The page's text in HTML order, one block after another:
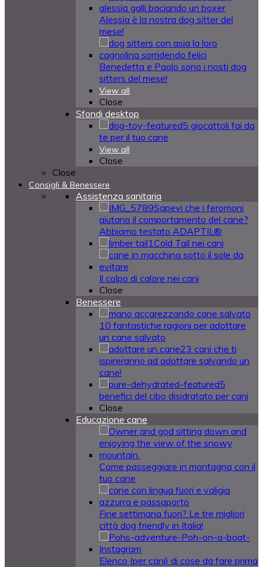
Alessia è la nostra dog sitter del
mese!
Benedetta e Paolo sono i nosti dog
sitters del mese!
View all
Close
Sfondi desktop
5 giocattoli fai da
te per il tuo cane
View all
Close
Close
Consigli & Benessere
Assistenza sanitaria
Sapevi che i feromoni
aiutano il comportamento del cane?
Abbiamo testato ADAPTIL®
Cold Tail nei cani
Il colpo di calore nei cani
Close
Benessere
10 fantastiche ragioni per adottare
un cane salvato
23 cani che ti
ispireranno ad adottare salvando un
cane!
5
benefici del cibo disidratato per cani
Close
Educazione cane
Come passeggiare in montagna con il
tuo cane
Fine settimana fuori? Le tre migliori
città dog friendly in Italia!
Elenco (per cani) di cose da fare prima